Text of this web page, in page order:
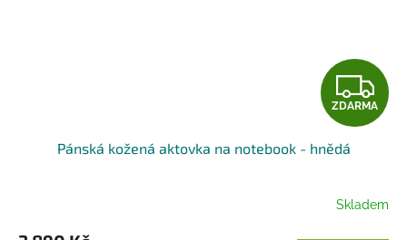
Z
D
R
ZDARMA
Pánská kožená aktovka na notebook - hnědá
Skladem